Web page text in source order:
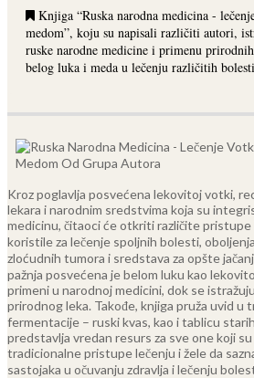
Knjiga “Ruska narodna medicina -
medom”, koju su napisali različiti autori,
ruske narodne medicine i primenu
belog luka i meda u lečenju različitih
Kroz poglavlja posvećena lekovitoj votki,
lekara i narodnim sredstvima koja su
medicinu, čitaoci će otkriti različite
koristile za lečenje spoljnih bolesti,
zloćudnih tumora i sredstava za opšte
pažnja posvećena je belom luku kao
primeni u narodnoj medicini, dok se
prirodnog leka. Takođe, knjiga pruža uvid u
fermentacije – ruski kvas, kao i tablicu
predstavlja vredan resurs za sve one koji
tradicionalne pristupe lečenju i žele da
sastojaka u očuvanju zdravlja i lečenju